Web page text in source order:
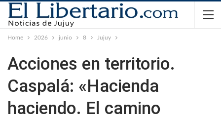
Home 2026 junio 8 Jujuy
Acciones en territorio.
Caspalá: «Hacienda
haciendo. El camino